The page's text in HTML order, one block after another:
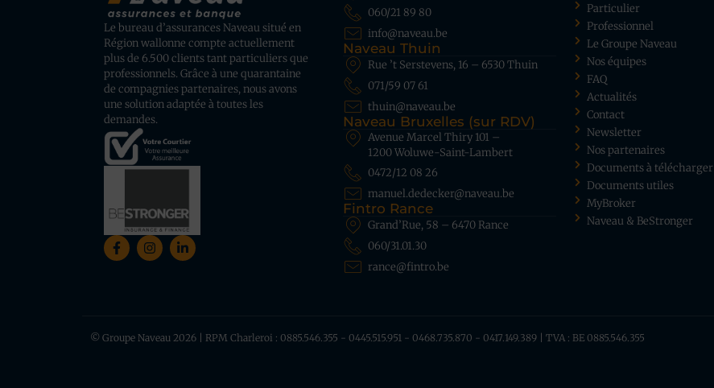
Le bureau d’assurances Naveau situé en
Région wallonne compte actuellement
plus de 6.500 clients tant particuliers que
professionnels. Grâce à une quarantaine
de compagnies partenaires, nous avons
une solution adaptée à toutes les
demandes.
060/21 89 80
info@naveau.be
Naveau Thuin
Rue ’t Serstevens, 16 – 6530 Thuin
071/59 07 61
thuin@naveau.be
Naveau Bruxelles (sur RDV)
Avenue Marcel Thiry 101 –
1200 Woluwe-Saint-Lambert
0472/12 08 26
manuel.dedecker@naveau.be
Fintro Rance
Grand’Rue, 58 – 6470 Rance
060/31.01.30
rance@fintro.be
Particulier
Professionnel
Le Groupe Naveau
Nos équipes
FAQ
Actualités
Contact
Newsletter
Nos partenaires
Documents à télécharger
Documents utiles
MyBroker
Naveau & BeStronger
© Groupe Naveau 2026 | RPM Charleroi : 0885.546.355 - 0445.515.951 - 0468.735.870 - 0417.149.389 | TVA : BE 0885.546.355